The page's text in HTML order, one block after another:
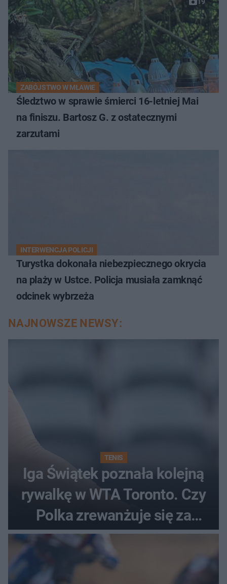
ZABÓJSTWO W MŁAWIE
Śledztwo w sprawie śmierci 16-letniej Mai
na finiszu. Bartosz G. z ostatecznymi
zarzutami
INTERWENCJA POLICJI
Turystka dokonała niebezpiecznego okrycia
na plaży w Ustce. Policja musiała zamknąć
odcinek wybrzeża
NAJNOWSZE NEWSY:
TENIS
Iga Świątek poznała kolejną
rywalkę w WTA Toronto. Czy
Polka zrewanżuje się za
ostatnią porażkę?